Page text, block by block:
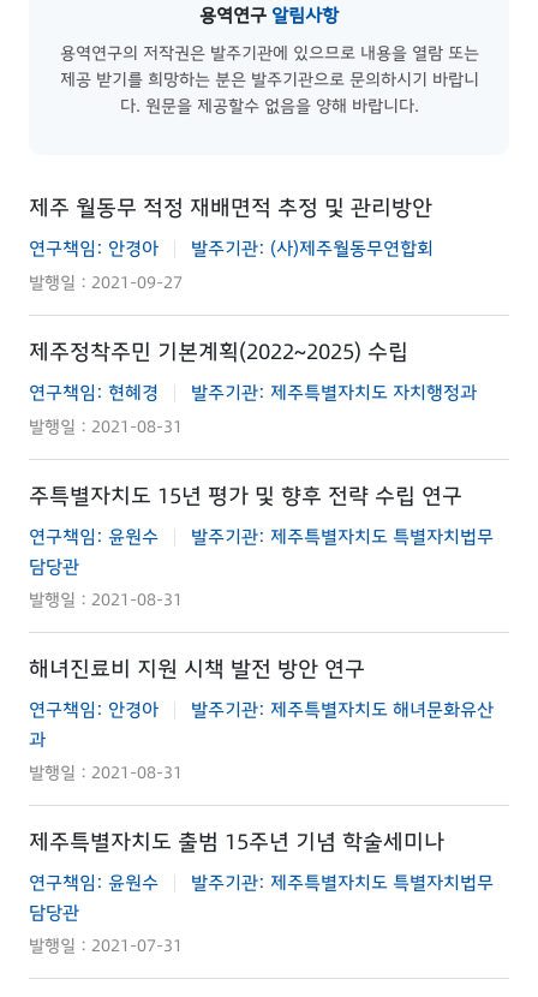
용역연구 알림사항
용역연구의 저작권은 발주기관에 있으므로 내용을 열람 또는
제공 받기를 희망하는 분은 발주기관으로 문의하시기 바랍니
다. 원문을 제공할수 없음을 양해 바랍니다.
제주 월동무 적정 재배면적 추정 및 관리방안
연구책임: 안경아 발주기관: (사)제주월동무연합회
발행일 : 2021-09-27
제주정착주민 기본계획(2022~2025) 수립
연구책임: 현혜경 발주기관: 제주특별자치도 자치행정과
발행일 : 2021-08-31
주특별자치도 15년 평가 및 향후 전략 수립 연구
연구책임: 윤원수
발주기관: 제주특별자치도 특별자치법무
담당관
발행일 : 2021-08-31
해녀진료비 지원 시책 발전 방안 연구
연구책임: 안경아
발주기관: 제주특별자치도 해녀문화유산
과
발행일 : 2021-08-31
제주특별자치도 출범 15주년 기념 학술세미나
연구책임: 윤원수
발주기관: 제주특별자치도 특별자치법무
담당관
발행일 : 2021-07-31